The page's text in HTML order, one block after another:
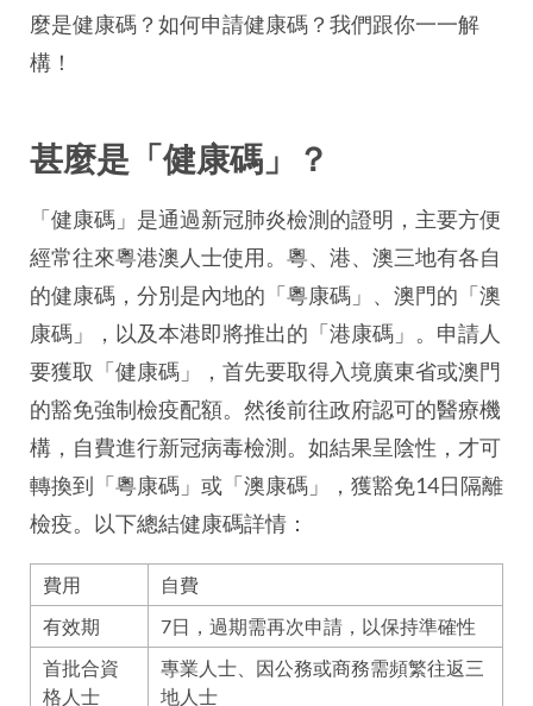
麼是健康碼？如何申請健康碼？我們跟你一一解
構！
甚麼是「健康碼」？
「健康碼」是通過新冠肺炎檢測的證明，主要方便
經常往來粵港澳人士使用。粵、港、澳三地有各自
的健康碼，分別是內地的「粵康碼」、澳門的「澳
康碼」，以及本港即將推出的「港康碼」。申請人
要獲取「健康碼」，首先要取得入境廣東省或澳門
的豁免強制檢疫配額。然後前往政府認可的醫療機
構，自費進行新冠病毒檢測。如結果呈陰性，才可
轉換到「粵康碼」或「澳康碼」，獲豁免14日隔離
檢疫。以下總結健康碼詳情：
費用
自費
有效期
7日，過期需再次申請，以保持準確性
首批合資
格人士
專業人士、因公務或商務需頻繁往返三
地人士